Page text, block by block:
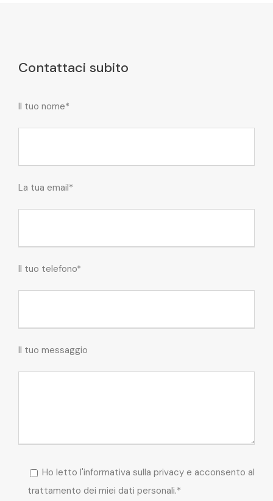
Contattaci subito
Il tuo nome*
La tua email*
Il tuo telefono*
Il tuo messaggio
Ho letto l'informativa sulla privacy e acconsento al
trattamento dei miei dati personali.*